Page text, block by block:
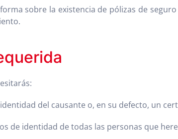
sobre la existencia de pólizas de
del causante o, en su defecto, un
de identidad de todas las personas que